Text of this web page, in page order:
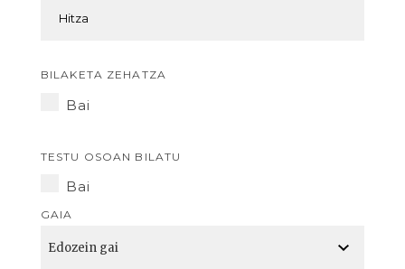
BILAKETA ZEHATZA
Bai
TESTU OSOAN BILATU
Bai
GAIA